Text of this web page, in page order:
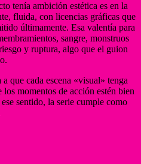
tenía ambición estética es en la
fluida, con licencias gráficas que
últimamente. Esa valentía para
sangre, monstruos
y ruptura, algo que el guion
que cada escena «visual» tenga
momentos de acción estén bien
sentido, la serie cumple como